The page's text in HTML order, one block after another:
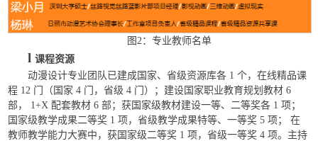
图2：专业教师名单
l课程资源
动漫设计专业团队已建成国家、省级资源库各 1 个，在线精品课
程 12 门（国家 4 门，省级 4 门）；建设国家职业教育规划教材 6
部， 1+X 配套教材 6 部；获国家级教材建设一等、二等奖各 1 项；
国家级教学成果二等奖 1 项，省级教学成果特等、一等奖 5 项； 在
教师教学能力大赛中，获国家级二等奖 1 项，省级一等奖 4 项。主持